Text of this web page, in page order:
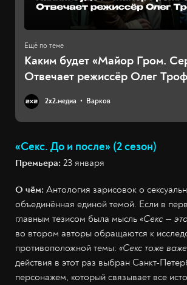
Каким будет «Майор Гром.
Отвечает режиссёр Олег
2х2.медиа Варков
«Секс. До и после» (2 сезон)
Премьера: 23 января
О чём: Антология зарисовок о
объединённая единой темой. Если в
главным тезисом была мысль «Секс —
во втором авторы обращаются к
противоположной темы: «Секс тоже
действия в этот раз выбран Санкт-
персонажем, который связывает все